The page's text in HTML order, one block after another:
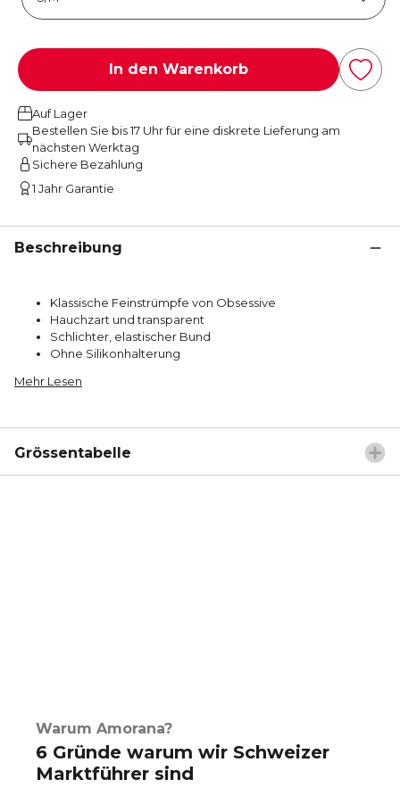
In den Warenkorb
Auf Lager
Bestellen Sie bis 17 Uhr für eine diskrete Lieferung am
nächsten Werktag
Sichere Bezahlung
1 Jahr Garantie
Beschreibung
Klassische Feinstrümpfe von Obsessive
Hauchzart und transparent
Schlichter, elastischer Bund
Ohne Silikonhalterung
Mehr Lesen
Grössentabelle
Warum Amorana?
6 Gründe warum wir Schweizer
Marktführer sind